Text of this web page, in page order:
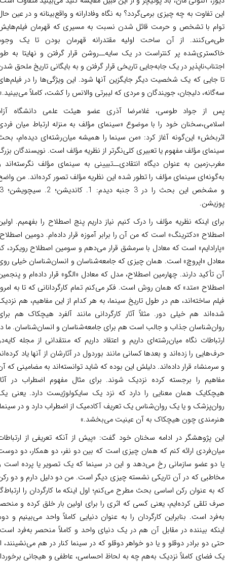
تفاوت به چه چیزی بر‌می‌گردد؟ به نگاه وفادارانه و واقع‌بینانه و در عین حال
با تشخص و حرمت قائل شدن نسبت به مسیری که قهرمان فیلم‌هایش
از آن ساحت اولیه مقتدرانه قهرمان بودن تا یک وجود
پر کنتراست در یک سایه‌ــ‌روشن قرار گرفتن و نهایتا به طور
در یک جا‌به‌جایی تاریخی قرار گرفتن و به بایگانی تاریخ ملحق شدن
جایی که یک شخصیت دیگر جایگزین آنها شود. این ویژگی‌ها را در فیلم‌های
دلیجان، جویندگان و مردی که لیبرتی والانس را کشت، کاملاً می‌بینید.»
از جواد طوسی، غلامرضا آذری عضو هیئت علمی دانشگاه آزاد
خود را با موضوع «سینمای مؤلف به منزله ارتباط میان فردی
این‌گونه آغاز کرد: «من سینما را همیشه میان‌رشته‌ای دیده‌ام، بحث
مؤلف مفهوم یا تعبیری کلی‌نگرتر از نظریه مؤلف است. نویسندگان بزرگ
به عنوان دیگاه انتقادی‌ــ‌تبیینی به سینمای مؤلف نگرسته‌اند و
سینمای مؤلف را تطور شده این نظریه مؤلف تصور کرده‌اند. من واضح
اینکه نظریه مؤلف را درک کنیم نیاز داریم پنج اصطلاح را بفهمیم. اولین
«دکترینگ» است که من آن را برابر آموزه قرار داده‌ام. دومین اصطلاح،
است که معادل با سرمشق قرار می‌دهم و سومین اصطلاح رویکرد، که
«اپروچ» است. همان چیزی که جامعه‌شناسان و انسان‌شناسان خیلی روی
تأکید دارند. چهارمین اصطلاح، مدل که معادل «الگو» قرار داده‌ام و پنجمین
«متد» که همان روش است. فکر می‌کنم تمام کارگردانانی که تا به امروز
ساخته‌اند، هم در طول تاریخ سینما، به هر کدام از این مفاهیم، هم نزدیک
هم خیلی دور. مثلاً آثار کارگردانی مانند آلفرد هیچکاک هم برای
جذاب و جالب است هم برای جامعه‌شناسان و انسان‌شناسان. ما در
نگاه میان‌رشته‌ای داریم و اعتقاد داریم که منتقدانی از مجله کایه‌دو
را زده‌اند و بعدها کسانی مانند بوردول در آثارشان از آنها یاد کرده‌اند
قرار داده‌اند. دلیلش این بوده که شاید توانسته‌اند به مضامینی که آن
را برجسته کرده نزدیک شوند. برای مثال مفهوم اضطراب در آثار
همان معنایی را دارد که نزد یک سایکولوژیست دارد. یعنی یک
و یا یک روان‌شناس یک تعریف آکادمیک از اضطراب دارد و در سینما،
چون هیچکاک به آن عینیت می‌بخشد.»
پژوهشگر در ادامه سخنان خود گفت: «پیش از آنکه تعریفی از ارتباطات
ارائه کنم که همان چیزی است که بین دو نفر، دو همکار، دو دوست
دو عضو سازمانی رخ می‌دهد و این در سینما که یک تصویر یا پرده است و
که در آن تاریکی نشسته چیزی دیگر است. من دو دلیل دارم و دو رکن
به عنوان رکن اساسی بحث مطرح می‌کنم؛ اول اینکه ما کارگردان را ارتباط‌گر
تلقی کرده‌ایم، یعنی کسی که اثری را برای اولین بار خلق کرده و منحصر
است. بنابراین کارگردان را به عنوان دنیایی کاملاً واحد می‌بینیم و دوم
بیننده در مقابل آن هم در یک دنیای واحد و کاملاً منحصر به‌فرد است.
دو برادر دوقلو و یا دو خواهر دوقلو که در سینما کنار در هم می‌نشینند، از
فضای کاملاً نزدیک به‌هم چه به لحاظ احساسی، عاطفی و هیجانی برخوردار